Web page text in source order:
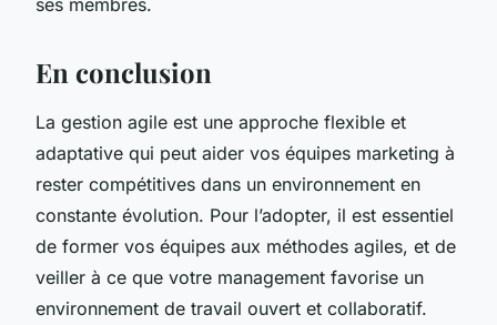
En conclusion
La gestion agile est une approche flexible et
adaptative qui peut aider vos équipes marketing à
rester compétitives dans un environnement en
constante évolution. Pour l’adopter, il est essentiel
de former vos équipes aux méthodes agiles, et de
veiller à ce que votre management favorise un
environnement de travail ouvert et collaboratif.